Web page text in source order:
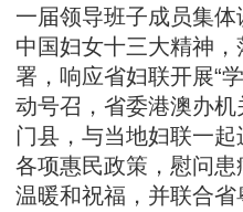
一届领导班子成员集
中国妇女十三大精神，
署，响应省妇联开展“
动号召，省委港澳办
门县，与当地妇联一
各项惠民政策，慰问
温暖和祝福，并联合